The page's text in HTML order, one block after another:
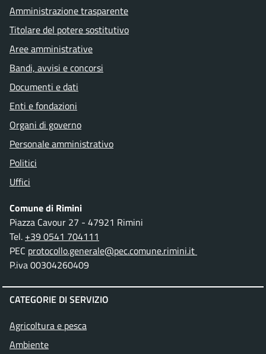
Amministrazione trasparente
Titolare del potere sostitutivo
Aree amministrative
Bandi, avvisi e concorsi
Documenti e dati
Enti e fondazioni
Organi di governo
Personale amministrativo
Politici
Uffici
Comune di Rimini
Piazza Cavour 27 - 47921 Rimini
Tel. +39 0541 704111
PEC protocollo.generale@pec.comune.rimini.it
P.iva 00304260409
CATEGORIE DI SERVIZIO
Agricoltura e pesca
Ambiente